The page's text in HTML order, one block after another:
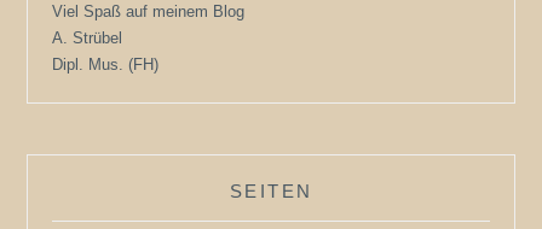
Viel Spaß auf meinem Blog
A. Strübel
Dipl. Mus. (FH)
SEITEN